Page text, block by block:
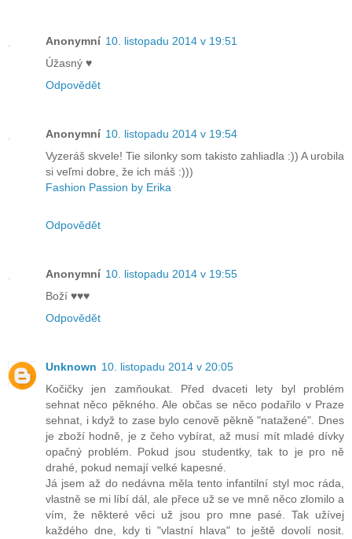
Anonymní 10. listopadu 2014 v 19:51
Úžasný ♥
Odpovědět
Anonymní 10. listopadu 2014 v 19:54
Vyzeráš skvele! Tie silonky som takisto zahliadla :)) A urobila
si veľmi dobre, že ich máš :)))
Fashion Passion by Erika
Odpovědět
Anonymní 10. listopadu 2014 v 19:55
Boží ♥♥♥
Odpovědět
Unknown 10. listopadu 2014 v 20:05
Kočičky jen zamňoukat. Před dvaceti lety byl problém
sehnat něco pěkného. Ale občas se něco podařilo v Praze
sehnat, i když to zase bylo cenově pěkně "natažené". Dnes
je zboží hodně, je z čeho vybírat, až musí mít mladé dívky
opačný problém. Pokud jsou studentky, tak to je pro ně
drahé, pokud nemají velké kapesné.
Já jsem až do nedávna měla tento infantilní styl moc ráda,
vlastně se mi líbí dál, ale přece už se ve mně něco zlomilo a
vím, že některé věci už jsou pro mne pasé. Tak užívej
každého dne, kdy ti "vlastní hlava" to ještě dovolí nosit.